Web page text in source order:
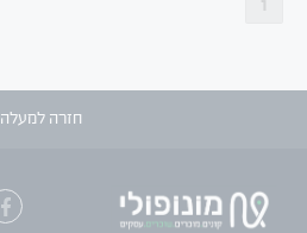
1
חזרה למעלה